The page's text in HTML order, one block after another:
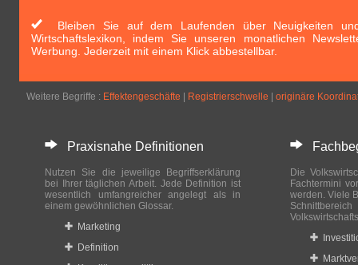
Bleiben Sie auf dem Laufenden über Neuigkeiten
Wirtschaftslexikon, indem Sie unseren monatlichen
Werbung. Jederzeit mit einem Klick abbestellbar.
Weitere Begriffe : Effektengeschäfte Registrierschwelle originäre
Praxisnahe Definitionen
Nutzen Sie die jeweilige Begriffserklärung
bei Ihrer täglichen Arbeit. Jede Definition ist
wesentlich umfangreicher angelegt als in
einem gewöhnlichen Glossar.
Marketing
Definition
Die
Fachtermini
werden. Viele